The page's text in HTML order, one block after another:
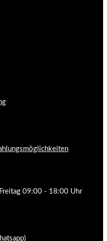
09:00 - 18:00 Uhr